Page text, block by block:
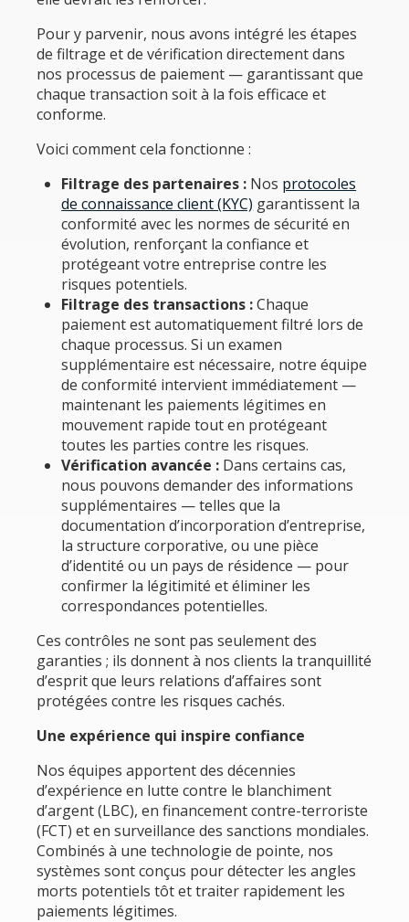
Pour y parvenir, nous avons intégré les étapes
de filtrage et de vérification directement dans
nos processus de paiement — garantissant que
chaque transaction soit à la fois efficace et
conforme.
Voici comment cela fonctionne :
Filtrage des partenaires : Nos protocoles
de connaissance client (KYC) garantissent la
conformité avec les normes de sécurité en
évolution, renforçant la confiance et
protégeant votre entreprise contre les
risques potentiels.
Filtrage des transactions :Chaque
paiement est automatiquement filtré lors de
chaque processus. Si un examen
supplémentaire est nécessaire, notre équipe
de conformité intervient immédiatement —
maintenant les paiements légitimes en
mouvement rapide tout en protégeant
toutes les parties contre les risques.
Vérification avancée : Dans certains cas,
nous pouvons demander des informations
supplémentaires — telles que la
documentation d’incorporation d’entreprise,
la structure corporative, ou une pièce
d’identité ou un pays de résidence — pour
confirmer la légitimité et éliminer les
correspondances potentielles.
Ces contrôles ne sont pas seulement des
garanties ; ils donnent à nos clients la tranquillité
d’esprit que leurs relations d’affaires sont
protégées contre les risques cachés.
Une expérience qui inspire confiance
Nos équipes apportent des décennies
d’expérience en lutte contre le blanchiment
d’argent (LBC), en financement contre-terroriste
(FCT) et en surveillance des sanctions mondiales.
Combinés à une technologie de pointe, nos
systèmes sont conçus pour détecter les angles
morts potentiels tôt et traiter rapidement les
paiements légitimes.